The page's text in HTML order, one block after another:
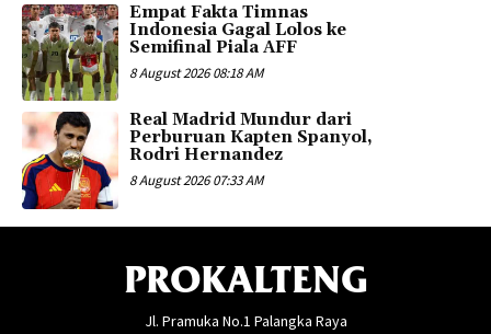
Empat Fakta Timnas
Indonesia Gagal Lolos ke
Semifinal Piala AFF
8 August 2026 08:18 AM
Real Madrid Mundur dari
Perburuan Kapten Spanyol,
Rodri Hernandez
8 August 2026 07:33 AM
PROKALTENG
Jl. Pramuka No.1 Palangka Raya